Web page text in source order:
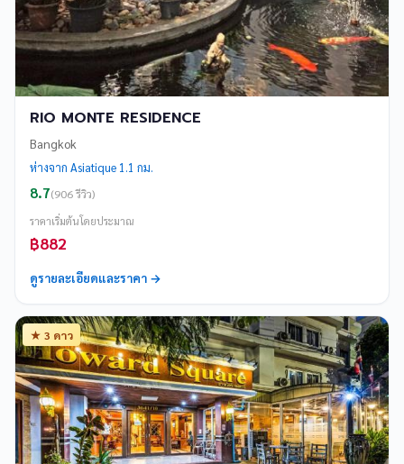
RIO MONTE RESIDENCE
Bangkok
ห่างจาก Asiatique 1.1 กม.
8.7(906 รีวิว)
ราคาเริ่มต้นโดยประมาณ
฿882
ดูรายละเอียดและราคา →
★ 3 ดาว